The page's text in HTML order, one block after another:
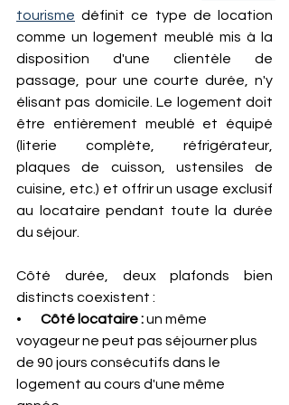
tourisme définit ce type de location
comme un logement meublé mis à la
disposition d'une clientèle de
passage, pour une courte durée, n'y
élisant pas domicile. Le logement doit
être entièrement meublé et équipé
(literie complète, réfrigérateur,
plaques de cuisson, ustensiles de
cuisine, etc.) et offrir un usage exclusif
au locataire pendant toute la durée
du séjour.
Côté durée, deux plafonds bien
distincts coexistent :
• Côté locataire : un même
voyageur ne peut pas séjourner plus
de 90 jours consécutifs dans le
logement au cours d'une même